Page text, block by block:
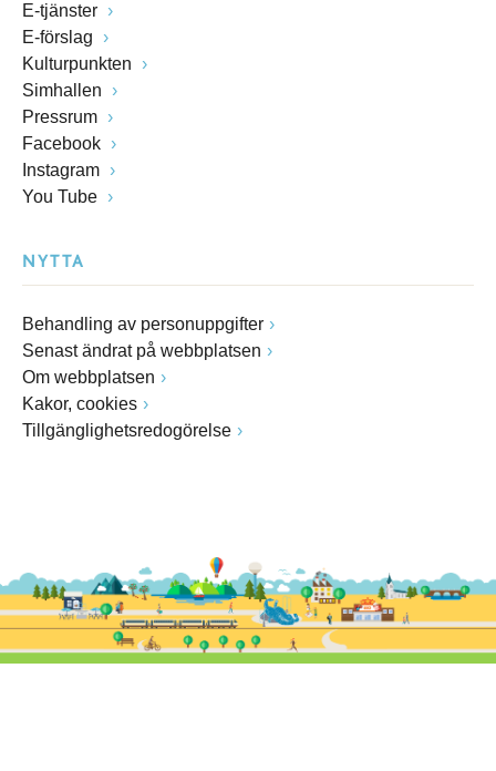
E-tjänster
E-förslag
Kulturpunkten
Simhallen
Pressrum
Facebook
Instagram
You Tube
NYTTA
Behandling av personuppgifter
Senast ändrat på webbplatsen
Om webbplatsen
Kakor, cookies
Tillgänglighetsredogörelse